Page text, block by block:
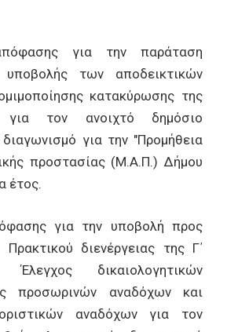
για την παράταση
υποβολής των αποδεικτικών
κατακύρωσης της
για τον ανοιχτό δημόσιο
διαγωνισμό για την "Προμήθεια
προστασίας (Μ.Α.Π.) Δήμου
έτος.
για την υποβολή προς
Πρακτικού διενέργειας της Γ΄
δικαιολογητικών
προσωρινών αναδόχων και
αναδόχων για τον